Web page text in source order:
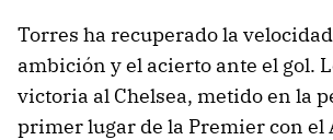
Torres ha recuperado la
ambición y el acierto ante el gol.
victoria al Chelsea, metido en la
primer lugar de la Premier con el